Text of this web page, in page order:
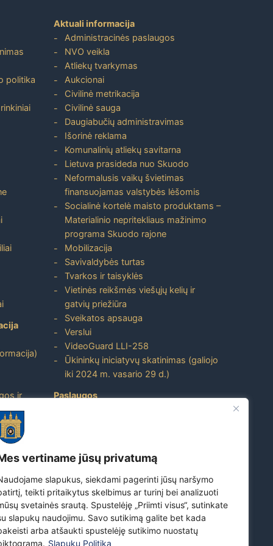
vertiname jūsų privatumą
slapukus, siekdami pagerinti jūsų naršymo
teikti pritaikytus skelbimus ar turinį bei analizuoti
svetainės srautą. Spustelėję „Priimti visus“, sutinkate
slapukų naudojimu. Savo sutikimą galite bet kada
arba atšaukti spustelėję sutikimo nuostatų
Slapukų Politika
politika
ir
Aktuali informacija
Administracinės paslaugos
NVO veikla
Atliekų tvarkymas
Aukcionai
Civilinė metrikacija
Civilinė sauga
Daugiabučių administravimas
Išorinė reklama
Komunalinių atliekų savitarna
Lietuva prasideda nuo Skuodo
Neformalusis vaikų švietimas
finansuojamas valstybės lėšomis
Socialinė kortelė maisto produktams –
Materialinio nepritekliaus mažinimo
programa Skuodo rajone
Mobilizacija
Savivaldybės turtas
Tvarkos ir taisyklės
Vietinės reikšmės viešųjų kelių ir
gatvių priežiūra
Sveikatos apsauga
Verslui
VideoGuard LLI-258
Ūkininkų iniciatyvų skatinimas (galiojo
iki 2024 m. vasario 29 d.)
Paslaugos
Dažniausiai užduodami klausimai
Apie savivaldybę
Skuodo rajono turizmo ir verslo
prekės ženklas
Susipažinkite su Skuodo rajono
savivaldybe